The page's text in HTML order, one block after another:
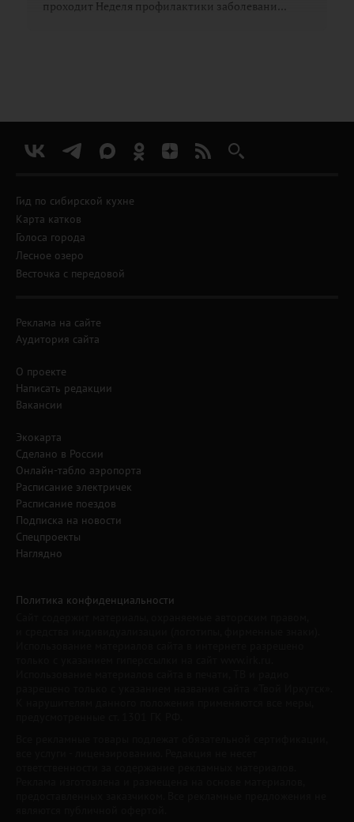
проходит Неделя профилактики заболевани...
Гид по сибирской кухне
Карта катков
Голоса города
Лесное озеро
Весточка с передовой
Реклама на сайте
Аудитория сайта
О проекте
Написать редакции
Вакансии
Экокарта
Сделано в России
Онлайн-табло аэропорта
Расписание электричек
Расписание поездов
Подписка на новости
Спецпроекты
Наглядно
Политика конфиденциальности